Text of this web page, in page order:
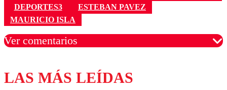
DEPORTES3
ESTEBAN PAVEZ
MAURICIO ISLA
Ver comentarios
Los comentarios son moderados para garantizar un
diálogo respetuoso.
LAS MÁS LEÍDAS